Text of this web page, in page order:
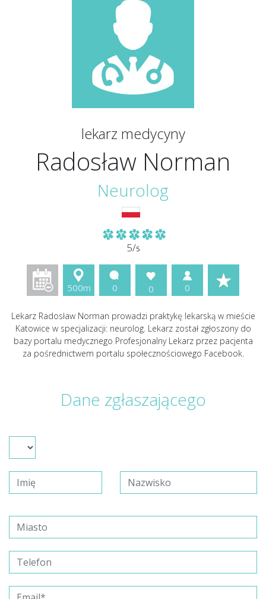
lekarz medycyny
Radosław Norman
Neurolog
5/5
500m 0 0 0
Lekarz Radosław Norman prowadzi praktykę lekarską w mieście
Katowice w specjalizacji: neurolog. Lekarz został zgłoszony do
bazy portalu medycznego Profesjonalny Lekarz przez pacjenta
za pośrednictwem portalu społecznościowego Facebook.
Dane zgłaszającego